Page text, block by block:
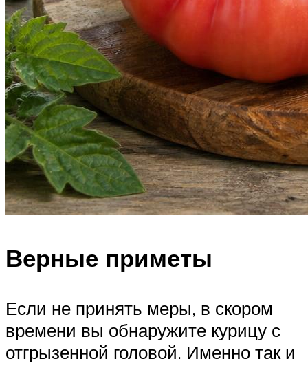
Верные приметы
Если не принять меры, в скором
времени вы обнаружите курицу с
отгрызенной головой. Именно так и